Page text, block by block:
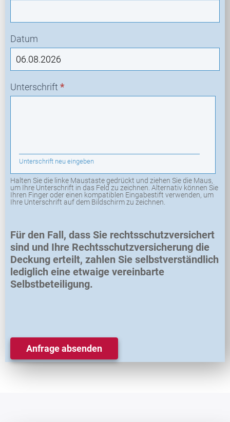
Datum
Unterschrift *
Unterschrift neu eingeben
Halten Sie die linke Maustaste gedrückt und ziehen Sie die Maus,
um Ihre Unterschrift in das Feld zu zeichnen. Alternativ können Sie
Ihren Finger oder einen kompatiblen Eingabestift verwenden, um
Ihre Unterschrift auf dem Bildschirm zu zeichnen.
Für den Fall, dass Sie rechtsschutzversichert
sind und Ihre Rechtsschutzversicherung die
Deckung erteilt, zahlen Sie selbstverständlich
lediglich eine etwaige vereinbarte
Selbstbeteiligung.
Anfrage absenden